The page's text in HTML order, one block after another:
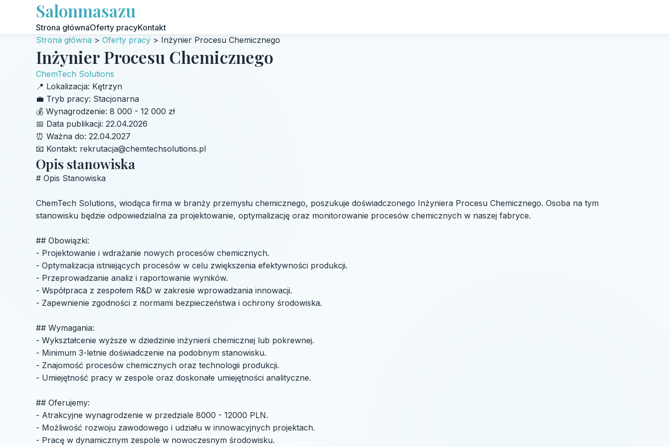
Salonmasazu
Strona głównaOferty pracyKontakt
Strona główna > Oferty pracy > Inżynier Procesu Chemicznego
Inżynier Procesu Chemicznego
ChemTech Solutions
📍 Lokalizacja: Kętrzyn
💼 Tryb pracy: Stacjonarna
💰 Wynagrodzenie: 8 000 - 12 000 zł
📅 Data publikacji: 22.04.2026
⏰ Ważna do: 22.04.2027
📧 Kontakt: rekrutacja@chemtechsolutions.pl
Opis stanowiska
# Opis Stanowiska
ChemTech Solutions, wiodąca firma w branży przemysłu chemicznego, poszukuje doświadczonego Inżyniera Procesu Chemicznego. Osoba na tym
stanowisku będzie odpowiedzialna za projektowanie, optymalizację oraz monitorowanie procesów chemicznych w naszej fabryce.
## Obowiązki:
- Projektowanie i wdrażanie nowych procesów chemicznych.
- Optymalizacja istniejących procesów w celu zwiększenia efektywności produkcji.
- Przeprowadzanie analiz i raportowanie wyników.
- Współpraca z zespołem R&D w zakresie wprowadzania innowacji.
- Zapewnienie zgodności z normami bezpieczeństwa i ochrony środowiska.
## Wymagania:
- Wykształcenie wyższe w dziedzinie inżynierii chemicznej lub pokrewnej.
- Minimum 3-letnie doświadczenie na podobnym stanowisku.
- Znajomość procesów chemicznych oraz technologii produkcji.
- Umiejętność pracy w zespole oraz doskonałe umiejętności analityczne.
## Oferujemy:
- Atrakcyjne wynagrodzenie w przedziale 8000 - 12000 PLN.
- Możliwość rozwoju zawodowego i udziału w innowacyjnych projektach.
- Pracę w dynamicznym zespole w nowoczesnym środowisku.